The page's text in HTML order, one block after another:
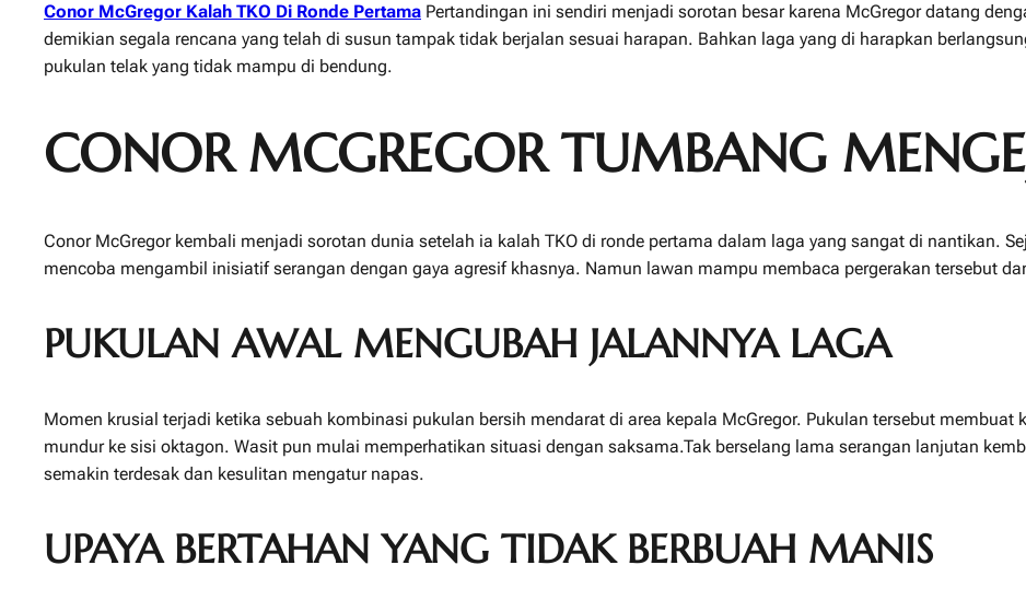
Conor McGregor Kalah TKO Di Ronde Pertama Pertandingan ini sendiri menjadi sorotan besar karena McGregor datang
demikian segala rencana yang telah di susun tampak tidak berjalan sesuai harapan. Bahkan laga yang di harapkan
pukulan telak yang tidak mampu di bendung.
CONOR MCGREGOR TUMBANG
Conor McGregor kembali menjadi sorotan dunia setelah ia kalah TKO di ronde pertama dalam laga yang sangat di nantikan.
mencoba mengambil inisiatif serangan dengan gaya agresif khasnya. Namun lawan mampu membaca pergerakan tersebut
PUKULAN AWAL MENGUBAH JALANNYA LAGA
Momen krusial terjadi ketika sebuah kombinasi pukulan bersih mendarat di area kepala McGregor. Pukulan tersebut
mundur ke sisi oktagon. Wasit pun mulai memperhatikan situasi dengan saksama.Tak berselang lama serangan lanjutan
semakin terdesak dan kesulitan mengatur napas.
UPAYA BERTAHAN YANG TIDAK BERBUAH MANIS